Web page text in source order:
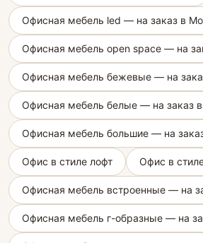
Офисная мебель led — на заказ в
Офисная мебель open space — на
Офисная мебель бежевые — на
Офисная мебель белые — на заказ
Офисная мебель большие — на
Офис в стиле лофт Офис в
Офисная мебель встроенные — на
Офисная мебель г-образные — на